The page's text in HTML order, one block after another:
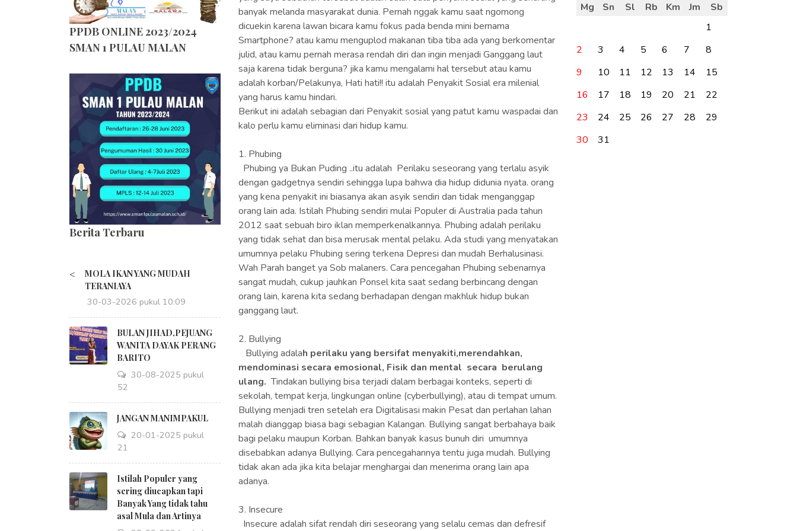
PPDB ONLINE 2023/2024
SMAN 1 PULAU MALAN
Berita Terbaru
<
MOLA IKAN YANG MUDAH
TERANIAYA
30-03-2026 pukul 10:09
BULAN JIHAD,PEJUANG
WANITA DAYAK PERANG
BARITO
30-08-2025 pukul
18:52
JANGAN MANIMPAKUL
20-01-2025 pukul
09:21
Istilah Populer yang
sering diucapkan tapi
Banyak Yang tidak tahu
asal Mula dan Artinya
banyak melanda masyarakat dunia. Pernah nggak kamu saat ngomong
dicuekin karena lawan bicara kamu fokus pada benda mini bernama
Smartphone? atau kamu menguplod makanan tiba tiba ada yang berkomentar
julid, atau kamu pernah merasa rendah diri dan ingin menjadi Ganggang laut
saja karena tidak berguna? jika kamu mengalami hal tersebut atau kamu
adalah korban/Pelakunya, Hati hati!! itu adalah Penyakit Sosial era milenial
yang harus kamu hindari.
Berikut ini adalah sebagian dari Penyakit sosial yang patut kamu waspadai dan
kalo perlu kamu eliminasi dari hidup kamu.
1. Phubing
Phubing ya Bukan Puding ..itu adalah Perilaku seseorang yang terlalu asyik
dengan gadgetnya sendiri sehingga lupa bahwa dia hidup didunia nyata. orang
yang kena penyakit ini biasanya akan asyik sendiri dan tidak menganggap
orang lain ada. Istilah Phubing sendiri mulai Populer di Australia pada tahun
2012 saat sebuah biro iklan memperkenalkannya. Phubing adalah perilaku
yang tidak sehat dan bisa merusak mental pelaku. Ada studi yang menyatakan
umumnya pelaku Phubing sering terkena Depresi dan mudah Berhalusinasi.
Wah Parah banget ya Sob malaners. Cara pencegahan Phubing sebenarnya
sangat mudah, cukup jauhkan Ponsel kita saat sedang berbincang dengan
orang lain, karena kita sedang berhadapan dengan makhluk hidup bukan
ganggang laut.
2. Bullying
Bullying adalah perilaku yang bersifat menyakiti,merendahkan,
mendominasi secara emosional, Fisik dan mental secara berulang
ulang. Tindakan bullying bisa terjadi dalam berbagai konteks, seperti di
sekolah, tempat kerja, lingkungan online (cyberbullying), atau di tempat umum.
Bullying menjadi tren setelah era Digitalisasi makin Pesat dan perlahan lahan
malah dianggap biasa bagi sebagian Kalangan. Bullying sangat berbahaya baik
bagi pelaku maupun Korban. Bahkan banyak kasus bunuh diri umumnya
disebabkan adanya Bullying. Cara pencegahannya tentu juga mudah. Bullying
tidak akan ada jika kita belajar menghargai dan menerima orang lain apa
adanya.
3. Insecure
Insecure adalah sifat rendah diri seseorang yang selalu cemas dan defresif
Mg Sn Sl Rb Km Jm
Sb
1
2
3 4 5 6 7
8
9
10 11 12 13 14
15
16
17 18 19 20 21
22
23
24 25 26 27 28
29
30
31